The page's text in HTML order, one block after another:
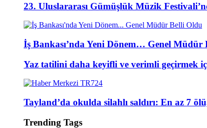
23. Uluslararası Gümüşlük Müzik
İş Bankası’nda Yeni Dönem… Genel Müdür
Yaz tatilini daha keyifli ve verimli geçirmek
Tayland’da okulda silahlı saldırı: En az 7
Trending Tags